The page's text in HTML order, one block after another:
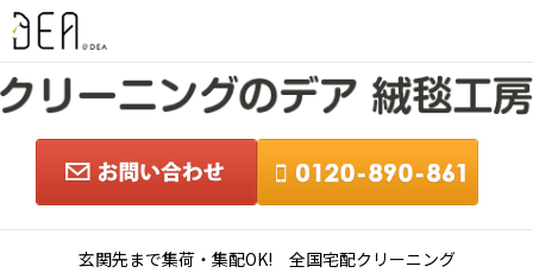
玄関先まで集荷・集配OK! 全国宅配クリーニング